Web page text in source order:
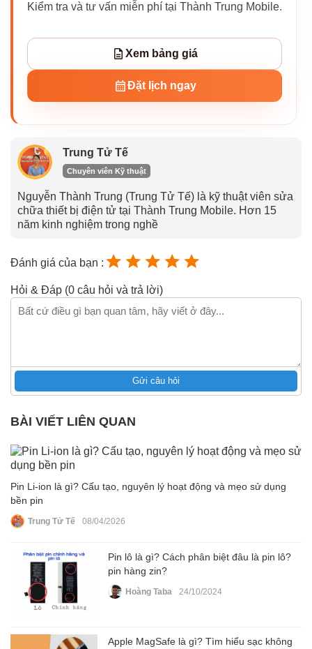
Kiểm tra và tư vấn miễn phí tại Thành Trung Mobile.
Xem bảng giá
Đặt lịch ngay
Trung Tử Tế
Chuyên viên Kỹ thuật
Nguyễn Thành Trung (Trung Tử Tế) là kỹ thuật viên sửa
chữa thiết bị điện tử tại Thành Trung Mobile. Hơn 15
năm kinh nghiệm trong nghề
Đánh giá của bạn :
Hỏi & Đáp (0 câu hỏi và trả lời)
Gửi câu hỏi
BÀI VIẾT LIÊN QUAN
Pin Li‑ion là gì? Cấu tạo, nguyên lý hoạt động và mẹo sử dụng
bền pin
Trung Tử Tế 08/04/2026
Pin lô là gì? Cách phân biệt đâu là pin lô?
pin hàng zin?
Hoàng Taba 24/10/2024
Apple MagSafe là gì? Tìm hiểu sạc không